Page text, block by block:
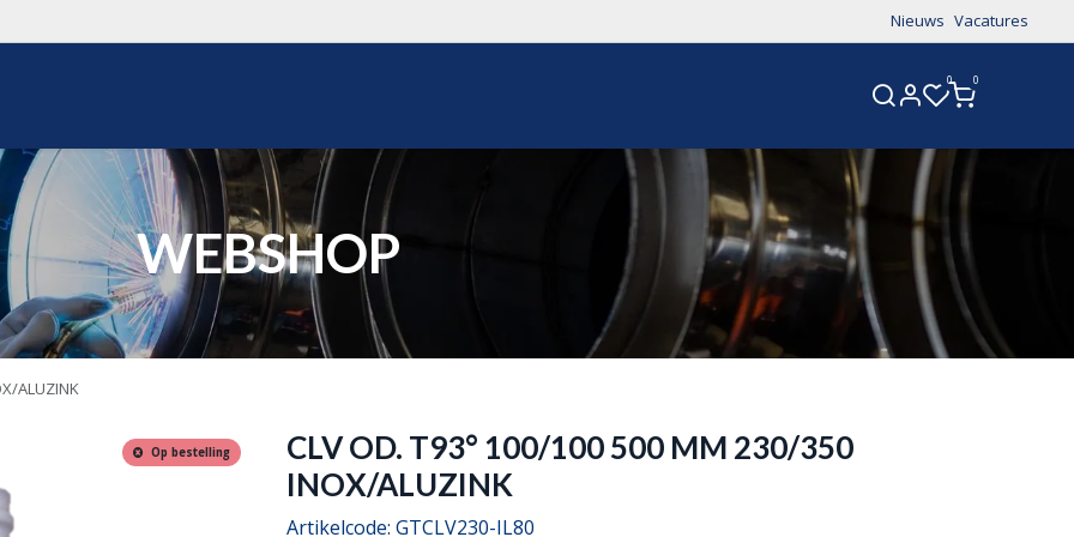
Nieuws Vacatures
0 0
WEBSHOP
ALUZINK
Op bestelling
CLV OD. T93° 100/100 500 MM 230/350
INOX/ALUZINK
Artikelcode: GTCLV230-IL80